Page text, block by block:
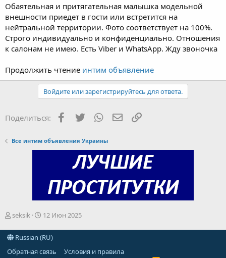
Обаятельная и притягательная малышка модельной
внешности приедет в гости или встретится на
нейтральной территории. Фото соответствует на 100%.
Строго индивидуально и конфиденциально. Отношения
к салонам не имею. Есть Viber и WhatsApp. Жду звоночка
Продолжить чтение интим объявление
Войдите или зарегистрируйтесь для ответа.
Поделиться: Facebook
TwitterWhatsAppЭлектронная почта
Ссылка
Все интим объявления Украины
А
т
о
р
seksik
Д
т
а
н
12 Июн 2025
Russian (RU)
Обратная связь
Условия и правила